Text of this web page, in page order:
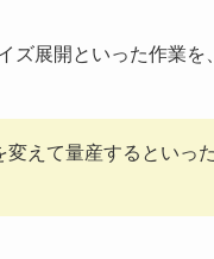
展開といった作業を
えて量産するといっ